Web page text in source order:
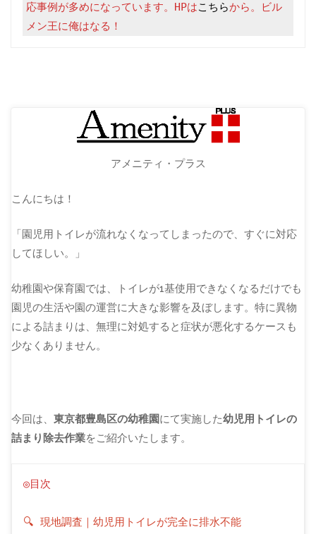
応事例が多めになっています。HPはこちらから。ビル
メン王に俺はなる！
アメニティ・プラス
こんにちは！
「園児用トイレが流れなくなってしまったので、すぐに対応
してほしい。」
幼稚園や保育園では、トイレが1基使用できなくなるだけでも
園児の生活や園の運営に大きな影響を及ぼします。特に異物
による詰まりは、無理に対処すると症状が悪化するケースも
少なくありません。
今回は、東京都豊島区の幼稚園にて実施した幼児用トイレの
詰まり除去作業をご紹介いたします。
◎目次
🔍 現地調査｜幼児用トイレが完全に排水不能